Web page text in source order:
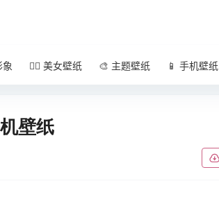
象 🧜‍♀️ 美女壁纸 🎨 主题壁纸 📱 手机壁纸
壁纸